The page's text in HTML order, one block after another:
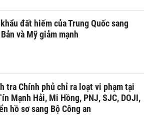
đất hiếm của Trung Quốc sang
và Mỹ giảm mạnh
tra Chính phủ chỉ ra loạt vi phạm tại
Mạnh Hải, Mi Hồng, PNJ, SJC, DOJI,
hồ sơ sang Bộ Công an